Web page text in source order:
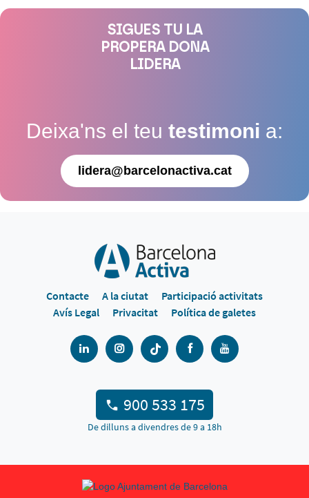
SIGUES TU LA
PROPERA DONA
LIDERA
Deixa'ns el teu testimoni a:
lidera@barcelonactiva.cat
Contacte A la ciutat
Participació activitats
Avís Legal
Privacitat Política de galetes
900 533 175
De dilluns a divendres de 9 a 18h